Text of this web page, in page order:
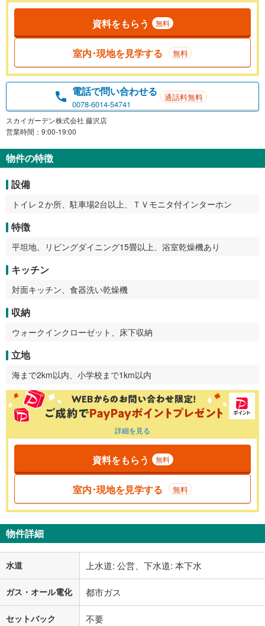
資料をもらう 無料
室内･現地を見学する 無料
電話で問い合わせる
0078-6014-54741
通話料無料
スカイガーデン株式会社 藤沢店
営業時間：9:00-19:00
物件の特徴
設備
トイレ２か所、駐車場2台以上、ＴＶモニタ付インターホン
特徴
平坦地、リビングダイニング15畳以上、浴室乾燥機あり
キッチン
対面キッチン、食器洗い乾燥機
収納
ウォークインクローゼット、床下収納
立地
海まで2km以内、小学校まで1km以内
詳細を見る
資料をもらう 無料
室内･現地を見学する 無料
物件詳細
水道 上水道: 公営、下水道: 本下水
ガス・オール電化 都市ガス
セットバック 不要